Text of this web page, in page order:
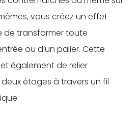
vous créez un effet
de transformer toute
ou d’un palier. Cette
également de relier
étages à travers un fil